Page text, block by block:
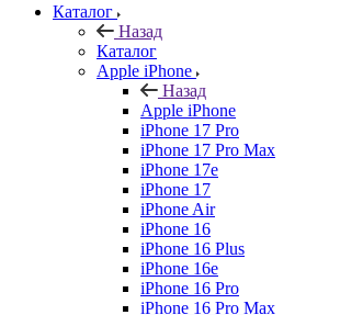
Каталог
Назад
Каталог
Apple iPhone
Назад
Apple iPhone
iPhone 17 Pro
iPhone 17 Pro Max
iPhone 17e
iPhone 17
iPhone Air
iPhone 16
iPhone 16 Plus
iPhone 16e
iPhone 16 Pro
iPhone 16 Pro Max